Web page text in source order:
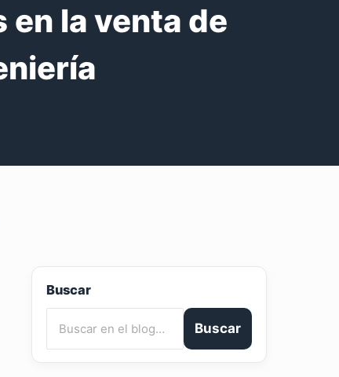
la venta de
Buscar
Buscar